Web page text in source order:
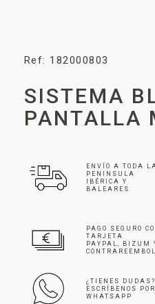
Ref: 182000803
SISTEMA
PANTALLA
ENVÍO A TODA
PENINSULA
IBÉRICA Y
BALEARES
PAGO SEGURO
TARJETA
PAYPAL, BIZUM
¿TIENES DUDAS?
ESCRÍBENOS POR
WHATSAPP